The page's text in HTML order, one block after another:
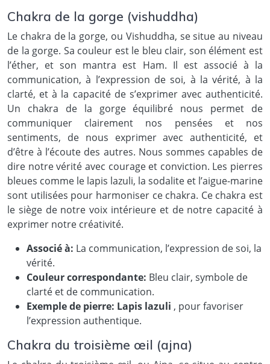
Chakra de la gorge (vishuddha)
Le chakra de la gorge, ou Vishuddha, se situe au niveau
de la gorge. Sa couleur est le bleu clair, son élément est
l’éther, et son mantra est Ham. Il est associé à la
communication, à l’expression de soi, à la vérité, à la
clarté, et à la capacité de s’exprimer avec authenticité.
Un chakra de la gorge équilibré nous permet de
communiquer clairement nos pensées et nos
sentiments, de nous exprimer avec authenticité, et
d’être à l’écoute des autres. Nous sommes capables de
dire notre vérité avec courage et conviction. Les pierres
bleues comme le lapis lazuli, la sodalite et l’aigue-marine
sont utilisées pour harmoniser ce chakra. Ce chakra est
le siège de notre voix intérieure et de notre capacité à
exprimer notre créativité.
Associé à: La communication, l’expression de soi, la
vérité.
Couleur correspondante: Bleu clair, symbole de
clarté et de communication.
Exemple de pierre: Lapis lazuli , pour favoriser
l’expression authentique.
Chakra du troisième œil (ajna)